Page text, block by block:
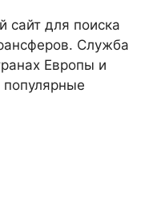
для поиска
Служба
Европы и